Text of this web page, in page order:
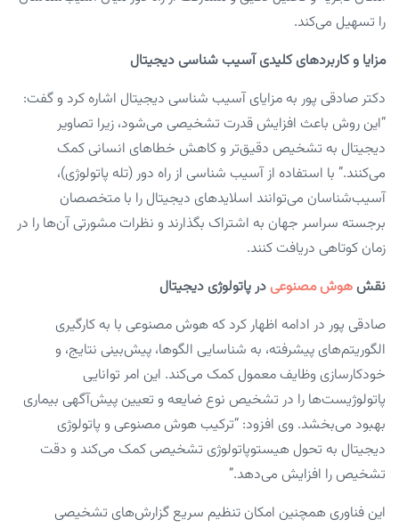
را تسهیل می‌کند.
مزایا و کاربردهای کلیدی آسیب شناسی دیجیتال
دکتر صادقی پور به مزایای آسیب شناسی دیجیتال اشاره کرد و گفت:
“این روش باعث افزایش قدرت تشخیصی می‌شود، زیرا تصاویر
دیجیتال به تشخیص دقیق‌تر و کاهش خطاهای انسانی کمک
می‌کنند.” با استفاده از آسیب شناسی از راه دور (تله پاتولوژی)،
آسیب‌شناسان می‌توانند اسلایدهای دیجیتال را با متخصصان
برجسته سراسر جهان به اشتراک بگذارند و نظرات مشورتی آن‌ها را در
زمان کوتاهی دریافت کنند.
نقش هوش مصنوعی در پاتولوژی دیجیتال
صادقی پور در ادامه اظهار کرد که هوش مصنوعی با به کارگیری
الگوریتم‌های پیشرفته، به شناسایی الگوها، پیش‌بینی نتایج، و
خودکارسازی وظایف معمول کمک می‌کند. این امر توانایی
پاتولوژیست‌ها را در تشخیص نوع ضایعه و تعیین پیش‌آگهی بیماری
بهبود می‌بخشد. وی افزود: “ترکیب هوش مصنوعی و پاتولوژی
دیجیتال به تحول هیستوپاتولوژی تشخیصی کمک می‌کند و دقت
تشخیص را افزایش می‌دهد.”
این فناوری همچنین امکان تنظیم سریع گزارش‌های تشخیصی